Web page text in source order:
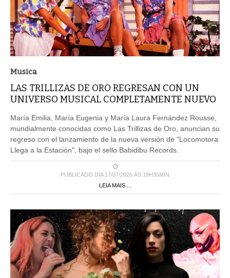
Musica
LAS TRILLIZAS DE ORO REGRESAN CON UN
UNIVERSO MUSICAL COMPLETAMENTE NUEVO
María Emilia, María Eugenia y María Laura Fernández Rousse,
mundialmente conocidas como Las Trillizas de Oro, anuncian su
regreso con el lanzamiento de la nueva versión de "Locomotora
Llega a la Estación", bajo el sello Babidibu Records.
PUBLICADO DIA 17/07/2026 ÀS 19H35MIN
LEIA MAIS ...